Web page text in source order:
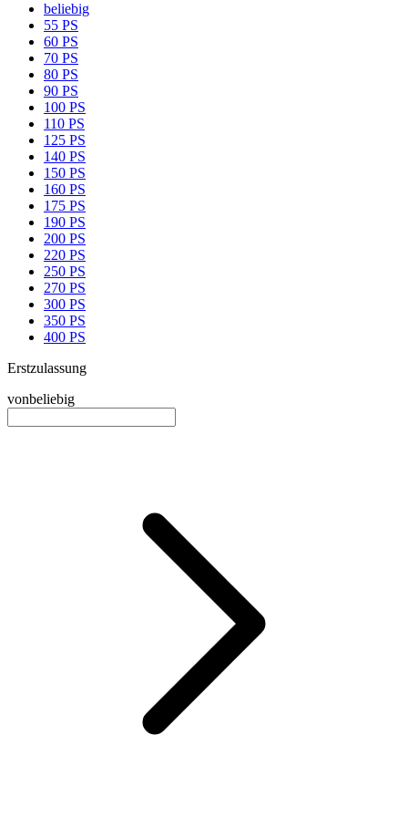
beliebig
55 PS
60 PS
70 PS
80 PS
90 PS
100 PS
110 PS
125 PS
140 PS
150 PS
160 PS
175 PS
190 PS
200 PS
220 PS
250 PS
270 PS
300 PS
350 PS
400 PS
Erstzulassung
vonbeliebig